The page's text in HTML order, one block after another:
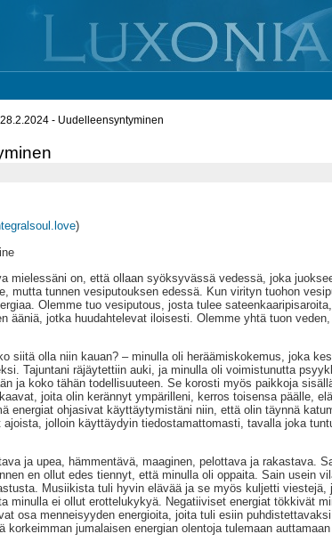
28.2.2024 - Uudelleensyntyminen
)
mielessäni on, että ollaan syöksyvässä vedessä, joka
mutta tunnen vesiputouksen edessä. Kun virityn tuohon
Olemme tuo vesiputous, josta tulee
ääniä, jotka huudahtelevat iloisesti. Olemme yhtä tuon
siitä olla niin kauan? – minulla oli heräämiskokemus, joka
Tajuntani räjäytettiin auki, ja minulla oli voimistunutta
ja koko tähän todellisuuteen. Se korosti myös paikkoja
joita olin kerännyt ympärilleni, kerros toisensa päälle,
energiat ohjasivat käyttäytymistäni niin, että olin täynnä
jolloin käyttäydyin tiedostamattomasti, tavalla joka
ja upea, hämmentävä, maaginen, pelottava ja rakastava.
en ollut edes tiennyt, että minulla oli oppaita. Sain usein
Musiikista tuli hyvin elävää ja se myös kuljetti viestejä,
minulla ei ollut erottelukykyä. Negatiiviset energiat tökkivät
osa menneisyyden energioita, joita tuli esiin
jumalaisen energian olentoja tulemaan